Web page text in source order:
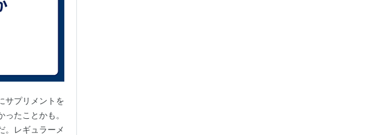
サプリメントを
たことかも。
。レギュラーメ